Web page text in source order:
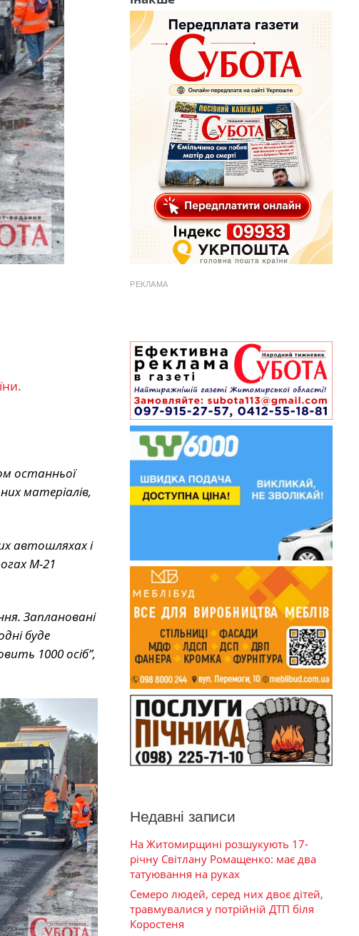
останньої
матеріалів,
автошляхах і
М-21
Заплановані
буде
1000 осіб”,
РЕКЛАМА
Недавні записи
На Житомирщині розшукують 17-
річну Світлану Ромащенко: має два
татуювання на руках
Семеро людей, серед них двоє дітей,
травмувалися у потрійній ДТП біля
Коростеня